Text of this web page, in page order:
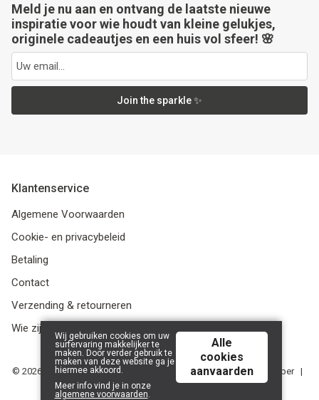
Meld je nu aan en ontvang de laatste nieuwe
inspiratie voor wie houdt van kleine gelukjes,
originele cadeautjes en een huis vol sfeer! 🌸
Join the sparkle ✨
Klantenservice
Algemene Voorwaarden
Cookie- en privacybeleid
Betaling
Contact
Verzending & retourneren
Wie zijn we?
© 2026 Media Service bv - BE 0438 614 796 - RPR Gent, afdeling Ieper |
Powered by
Tilroy.
Wij gebruiken cookies om uw
surfervaring makkelijker te
maken. Door verder gebruik te
maken van deze website ga je
hiermee akkoord.
Meer info vind je in onze
algemene voorwaarden.
Alle
cookies
aanvaarden